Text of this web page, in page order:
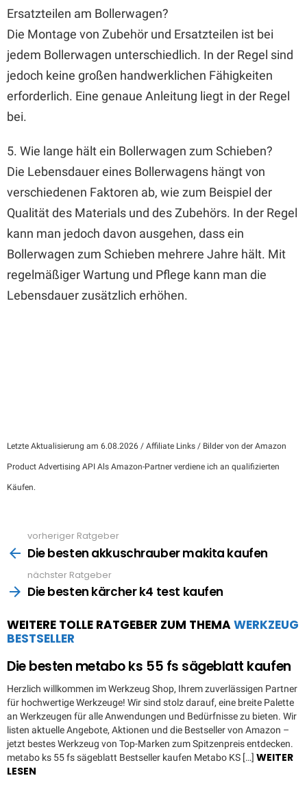
Ersatzteilen am Bollerwagen?
Die Montage von Zubehör und Ersatzteilen ist bei
jedem Bollerwagen unterschiedlich. In der Regel sind
jedoch keine großen handwerklichen Fähigkeiten
erforderlich. Eine genaue Anleitung liegt in der Regel
bei.
5. Wie lange hält ein Bollerwagen zum Schieben?
Die Lebensdauer eines Bollerwagens hängt von
verschiedenen Faktoren ab, wie zum Beispiel der
Qualität des Materials und des Zubehörs. In der Regel
kann man jedoch davon ausgehen, dass ein
Bollerwagen zum Schieben mehrere Jahre hält. Mit
regelmäßiger Wartung und Pflege kann man die
Lebensdauer zusätzlich erhöhen.
Letzte Aktualisierung am 6.08.2026 / Affiliate Links / Bilder von der Amazon
Product Advertising API Als Amazon-Partner verdiene ich an qualifizierten
Käufen.
more
vorheriger Ratgeber
Die besten akkuschrauber makita kaufen
nächster Ratgeber
Die besten kärcher k4 test kaufen
WEITERE TOLLE RATGEBER ZUM THEMAWERKZEUG
BESTSELLER
Die besten metabo ks 55 fs sägeblatt kaufen
Herzlich willkommen im Werkzeug Shop, Ihrem zuverlässigen Partner
für hochwertige Werkzeuge! Wir sind stolz darauf, eine breite Palette
an Werkzeugen für alle Anwendungen und Bedürfnisse zu bieten. Wir
listen aktuelle Angebote, Aktionen und die Bestseller von Amazon –
jetzt bestes Werkzeug von Top-Marken zum Spitzenpreis entdecken.
metabo ks 55 fs sägeblatt Bestseller kaufen Metabo KS […] WEITER
LESEN